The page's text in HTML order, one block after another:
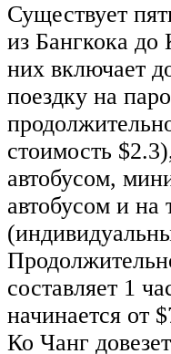
Существует
из Бангкока
них включает
поездку на
стоимость
автобусом,
автобусом и на
составляет 1
начинается от
Ко Чанг